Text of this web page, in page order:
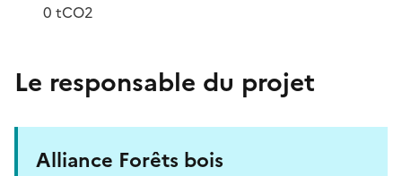
0 tCO2
Le responsable du projet
Alliance Forêts bois